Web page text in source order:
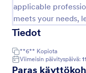
applicable
meets your needs,
Tiedot
**6** Kopiota
Viimeisin päivityspäivä:
Paras